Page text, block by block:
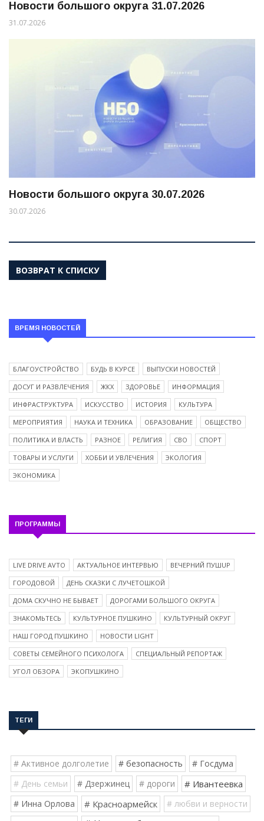
Новости большого округа 31.07.2026
31.07.2026
Новости большого округа 30.07.2026
30.07.2026
ВОЗВРАТ К СПИСКУ
ВРЕМЯ НОВОСТЕЙ
БЛАГОУСТРОЙСТВО БУДЬ В КУРСЕ
ВЫПУСКИ НОВОСТЕЙ
ДОСУГ И РАЗВЛЕЧЕНИЯ
ЖКХ ЗДОРОВЬЕ
ИНФОРМАЦИЯ
ИНФРАСТРУКТУРА
ИСКУССТВО ИСТОРИЯ
КУЛЬТУРА
МЕРОПРИЯТИЯ
НАУКА И ТЕХНИКА ОБРАЗОВАНИЕ
ОБЩЕСТВО
ПОЛИТИКА И ВЛАСТЬ
РАЗНОЕ РЕЛИГИЯ СВО
СПОРТ
ТОВАРЫ И УСЛУГИ
ХОББИ И УВЛЕЧЕНИЯ
ЭКОЛОГИЯ
ЭКОНОМИКА
ПРОГРАММЫ
LIVE DRIVE AVTO АКТУАЛЬНОЕ ИНТЕРВЬЮ
ВЕЧЕРНИЙ ПУШUP
ГОРОДОВОЙ
ДЕНЬ СКАЗКИ С ЛУЧЕТОШКОЙ
ДОМА СКУЧНО НЕ БЫВАЕТ
ДОРОГАМИ БОЛЬШОГО ОКРУГА
ЗНАКОМЬТЕСЬ
КУЛЬТУРНОЕ ПУШКИНО
КУЛЬТУРНЫЙ ОКРУГ
НАШ ГОРОД ПУШКИНО
НОВОСТИ LIGHT
СОВЕТЫ СЕМЕЙНОГО ПСИХОЛОГА
СПЕЦИАЛЬНЫЙ РЕПОРТАЖ
УГОЛ ОБЗОРА
ЭКОПУШКИНО
ТЕГИ
# Активное долголетие # безопасность
# Госдума
# День семьи
# Дзержинец # дороги # Ивантеевка
# Инна Орлова # Красноармейск
# любви и верности